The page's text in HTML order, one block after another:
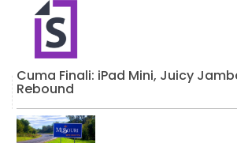
Cuma Finali: iPad Mini, Juicy
Rebound